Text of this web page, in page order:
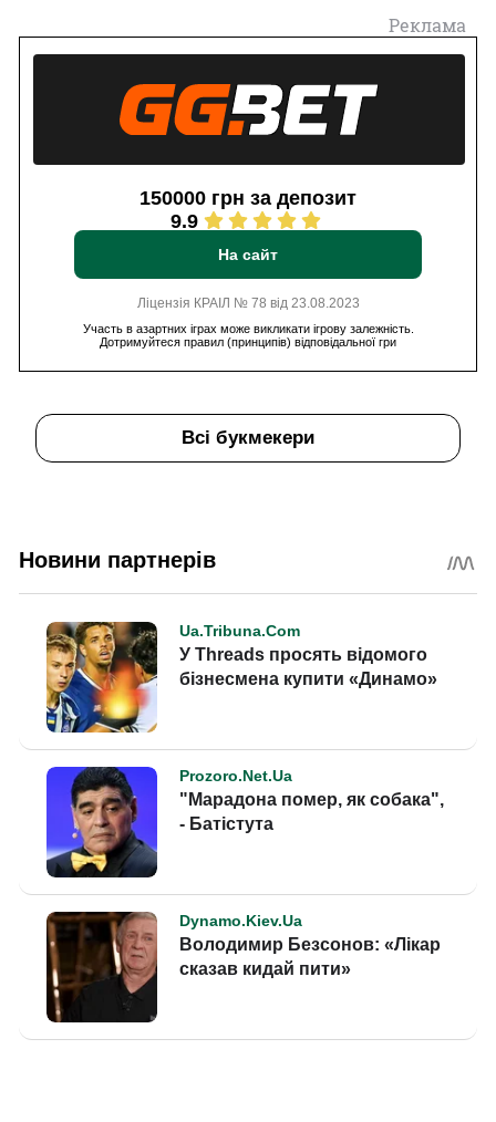
Реклама
150000 грн за депозит
9.9
На сайт
Ліцензія КРАІЛ № 78 від 23.08.2023
Участь в азартних іграх може викликати ігрову залежність.
Дотримуйтеся правил (принципів) відповідальної гри
Всі букмекери